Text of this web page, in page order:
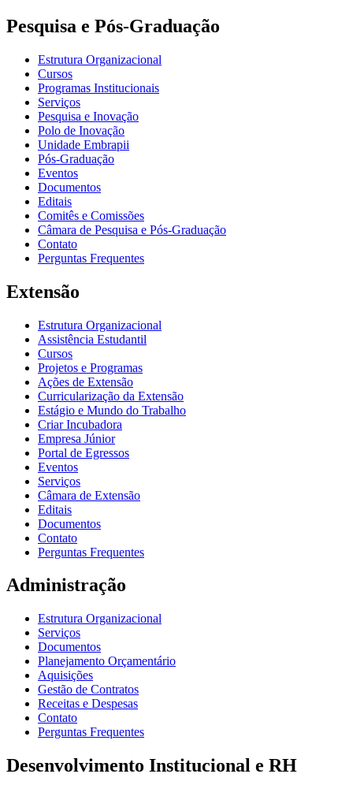
Pesquisa e Pós-Graduação
Estrutura Organizacional
Cursos
Programas Institucionais
Serviços
Pesquisa e Inovação
Polo de Inovação
Unidade Embrapii
Pós-Graduação
Eventos
Documentos
Editais
Comitês e Comissões
Câmara de Pesquisa e Pós-Graduação
Contato
Perguntas Frequentes
Extensão
Estrutura Organizacional
Assistência Estudantil
Cursos
Projetos e Programas
Ações de Extensão
Curricularização da Extensão
Estágio e Mundo do Trabalho
Criar Incubadora
Empresa Júnior
Portal de Egressos
Eventos
Serviços
Câmara de Extensão
Editais
Documentos
Contato
Perguntas Frequentes
Administração
Estrutura Organizacional
Serviços
Documentos
Planejamento Orçamentário
Aquisições
Gestão de Contratos
Receitas e Despesas
Contato
Perguntas Frequentes
Desenvolvimento Institucional e RH